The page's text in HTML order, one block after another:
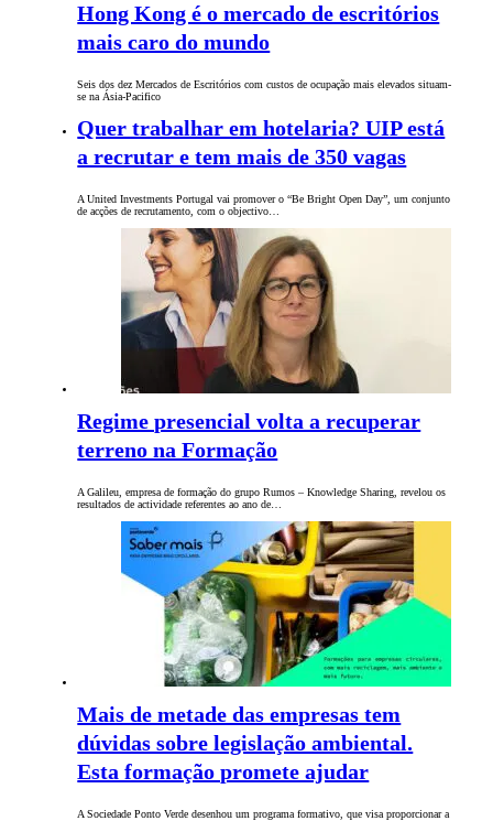
Hong Kong é o mercado de escritórios
mais caro do mundo
Seis dos dez Mercados de Escritórios com custos de ocupação mais elevados situam-
se na Ásia-Pacifico
Quer trabalhar em hotelaria? UIP está
a recrutar e tem mais de 350 vagas
A United Investments Portugal vai promover o “Be Bright Open Day”, um conjunto
de acções de recrutamento, com o objectivo…
Regime presencial volta a recuperar
terreno na Formação
A Galileu, empresa de formação do grupo Rumos – Knowledge Sharing, revelou os
resultados de actividade referentes ao ano de…
Mais de metade das empresas tem
dúvidas sobre legislação ambiental.
Esta formação promete ajudar
A Sociedade Ponto Verde desenhou um programa formativo, que visa proporcionar a